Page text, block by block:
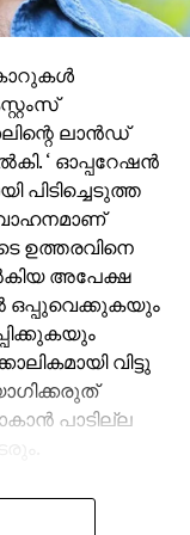
ലാന്‍ഡ്
‘ ഓപ്പറേഷന്‍
പിടിച്ചെടുത്ത
ഉത്തരവിനെ
അപേക്ഷ
ഒപ്പുവെക്കുകയും
വിട്ടു
പാടില്ല
കസ്റ്റംസ്